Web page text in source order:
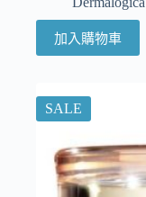
加入購物車
SALE